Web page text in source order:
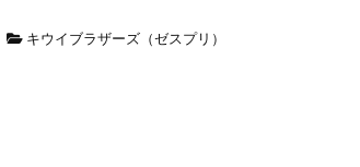
キウイブラザーズ（ゼスプリ）